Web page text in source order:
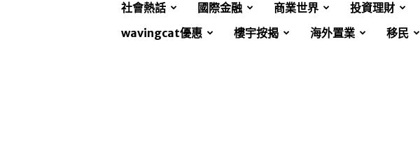
社會熱話 國際金融 商業世界 投資理財
wavingcat優惠
樓宇按揭 海外置業 移民